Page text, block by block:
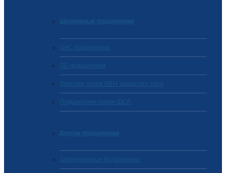
Шарнирные подшипники
GAC подшипники
GE подшипники
Тяжелая серия GEH закрытого типа
Подшипники серии ШСЛ
Другие подшипники
Закрепляемые подшипники